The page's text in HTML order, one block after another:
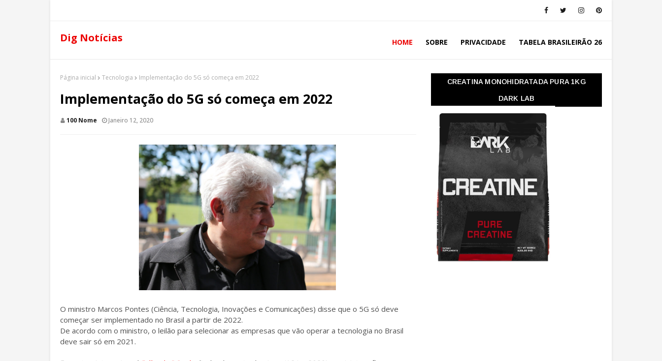
Dig Notícias HOME SOBRE PRIVACIDADE TABELA BRASILEIRÃO 26
Página inicial Tecnologia Implementação do 5G só começa em 2022
Implementação do 5G só começa em 2022
100 Nome Janeiro 12, 2020
O ministro Marcos Pontes (Ciência, Tecnologia, Inovações e Comunicações) disse que o 5G só deve
começar ser implementado no Brasil a partir de 2022.
De acordo com o ministro, o leilão para selecionar as empresas que vão operar a tecnologia no Brasil
deve sair só em 2021.
CREATINA MONOHIDRATADA PURA 1KG
DARK LAB